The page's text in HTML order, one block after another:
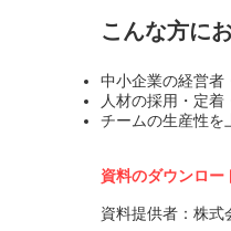
こんな方に
中小企業の経営者
人材の採用・定
チームの生産性を
資料のダウンロー
資料提供者：株式